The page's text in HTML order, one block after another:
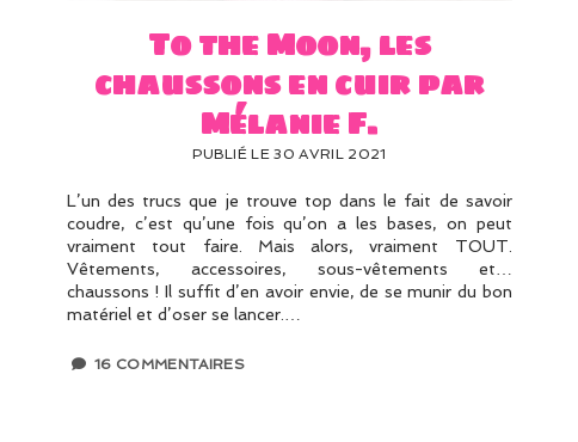
To the Moon, les
chaussons en cuir par
Mélanie F.
PUBLIÉ LE 30 AVRIL 2021
L’un des trucs que je trouve top dans le fait de savoir
coudre, c’est qu’une fois qu’on a les bases, on peut
vraiment tout faire. Mais alors, vraiment TOUT.
Vêtements, accessoires, sous-vêtements et…
chaussons ! Il suffit d’en avoir envie, de se munir du bon
matériel et d’oser se lancer.…
16 COMMENTAIRES